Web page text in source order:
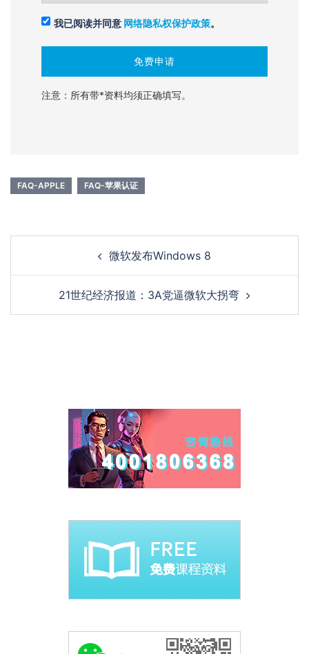
我已阅读并同意 网络隐私权保护政策。
注意：所有带*资料均须正确填写。
FAQ-APPLE FAQ-苹果认证
微软发布Windows 8
21世纪经济报道：3A党逼微软大拐弯